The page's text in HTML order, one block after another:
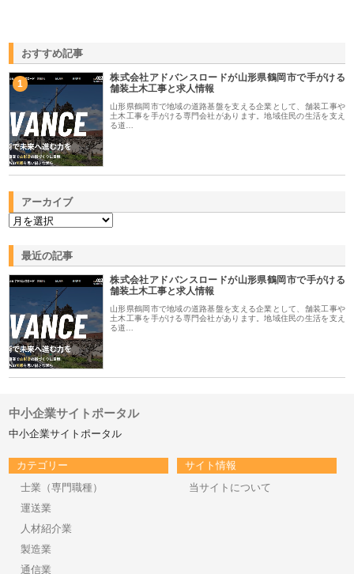
おすすめ記事
1
株式会社アドバンスロードが山形県鶴岡市で手がける
舗装土木工事と求人情報
山形県鶴岡市で地域の道路基盤を支える企業として、舗装工事や
土木工事を手がける専門会社があります。地域住民の生活を支え
る道…
アーカイブ
最近の記事
株式会社アドバンスロードが山形県鶴岡市で手がける
舗装土木工事と求人情報
山形県鶴岡市で地域の道路基盤を支える企業として、舗装工事や
土木工事を手がける専門会社があります。地域住民の生活を支え
る道…
中小企業サイトポータル
中小企業サイトポータル
カテゴリー
士業（専門職種）
運送業
人材紹介業
製造業
通信業
サイト情報
当サイトについて